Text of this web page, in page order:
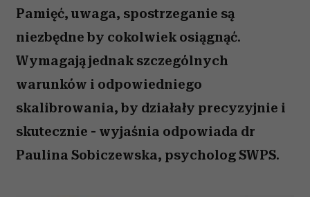
Pamięć, uwaga, spostrzeganie są
niezbędne by cokolwiek osiągnąć.
Wymagają jednak szczególnych
warunków i odpowiedniego
skalibrowania, by działały precyzyjnie i
skutecznie - wyjaśnia odpowiada dr
Paulina Sobiczewska, psycholog SWPS.